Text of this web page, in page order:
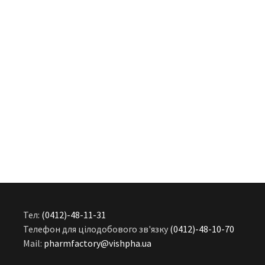
Тел: (0412)-48-11-31
Телефон для цілодобового зв'язку (0412)-48-10-70
Mail: pharmfactory@vishpha.ua